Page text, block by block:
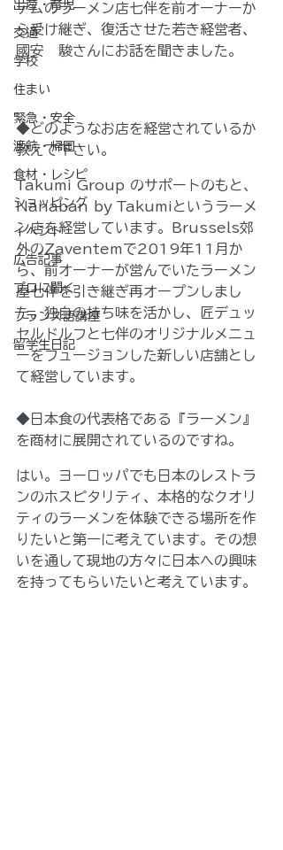
出産・育児
交通
学校
住まい
緊急・安全
渡航・帰国
食材・レシピ
ショッピング
イベント
広告記事
プロに聞く
フランス語講座
留学生日記
テムのラーメン店七伴を前オーナーか
ら受け継ぎ、復活させた若き経営者、
國安　駿さんにお話を聞きました。
◆どのようなお店を経営されているか
教えて下さい。
Takumi Group のサポートのもと、
Nanaban by Takumiというラーメ
ン店を経営しています。Brussels郊
外のZaventemで2019年11月か
ら、前オーナーが営んでいたラーメン
屋七伴を引き継ぎ再オープンしまし
た。独自の持ち味を活かし、匠デュッ
セルドルフと七伴のオリジナルメニュ
ーをフュージョンした新しい店舗とし
て経営しています。
◆日本食の代表格である『ラーメン』
を商材に展開されているのですね。
はい。ヨーロッパでも日本のレストラ
ンのホスピタリティ、本格的なクオリ
ティのラーメンを体験できる場所を作
りたいと第一に考えています。その想
いを通して現地の方々に日本への興味
を持ってもらいたいと考えています。